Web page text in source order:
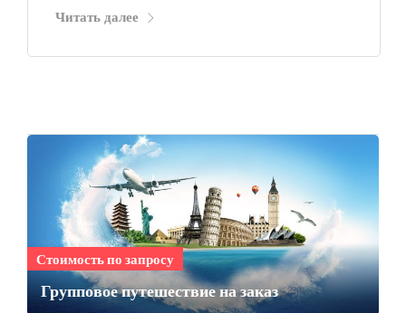
Читать далее
Стоимость по запросу
Групповое путешествие на заказ